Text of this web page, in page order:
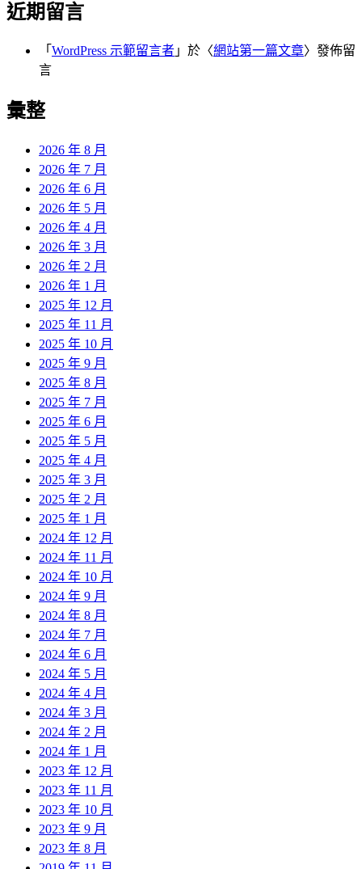
近期留言
「 WordPress 示範留言者 」於〈網站第一篇文章〉發佈留
言
彙整
2026 年 8 月
2026 年 7 月
2026 年 6 月
2026 年 5 月
2026 年 4 月
2026 年 3 月
2026 年 2 月
2026 年 1 月
2025 年 12 月
2025 年 11 月
2025 年 10 月
2025 年 9 月
2025 年 8 月
2025 年 7 月
2025 年 6 月
2025 年 5 月
2025 年 4 月
2025 年 3 月
2025 年 2 月
2025 年 1 月
2024 年 12 月
2024 年 11 月
2024 年 10 月
2024 年 9 月
2024 年 8 月
2024 年 7 月
2024 年 6 月
2024 年 5 月
2024 年 4 月
2024 年 3 月
2024 年 2 月
2024 年 1 月
2023 年 12 月
2023 年 11 月
2023 年 10 月
2023 年 9 月
2023 年 8 月